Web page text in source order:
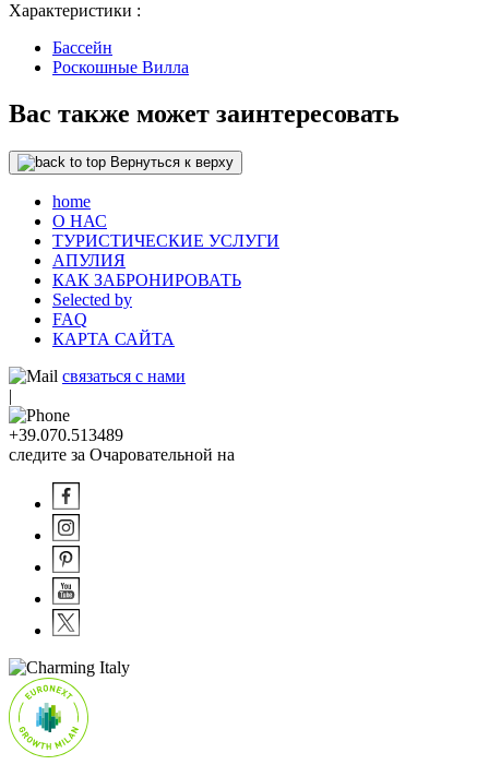
Характеристики :
Бассейн
Роскошные Вилла
Вас также может заинтересовать
Вернуться к верху
home
О НАС
ТУРИСТИЧЕСКИЕ УСЛУГИ
АПУЛИЯ
КАК ЗАБРОНИРОВАТЬ
Selected by
FAQ
КАРТА САЙТА
связаться с нами
|
+39.070.513489
следите за Очаровательной на